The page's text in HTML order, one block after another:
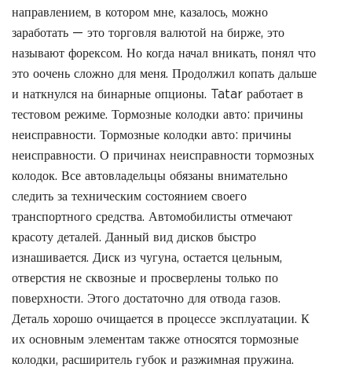
направлением, в котором мне, казалось, можно
заработать — это торговля валютой на бирже, это
называют форексом. Но когда начал вникать, понял что
это оочень сложно для меня. Продолжил копать дальше
и наткнулся на бинарные опционы. Tatar работает в
тестовом режиме. Тормозные колодки авто: причины
неисправности. Тормозные колодки авто: причины
неисправности. О причинах неисправности тормозных
колодок. Все автовладельцы обязаны внимательно
следить за техническим состоянием своего
транспортного средства. Автомобилисты отмечают
красоту деталей. Данный вид дисков быстро
изнашивается. Диск из чугуна, остается цельным,
отверстия не сквозные и просверлены только по
поверхности. Этого достаточно для отвода газов.
Деталь хорошо очищается в процессе эксплуатации. К
их основным элементам также относятся тормозные
колодки, расширитель губок и разжимная пружина.